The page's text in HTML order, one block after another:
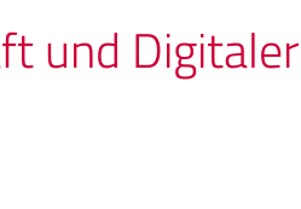
und Digitaler